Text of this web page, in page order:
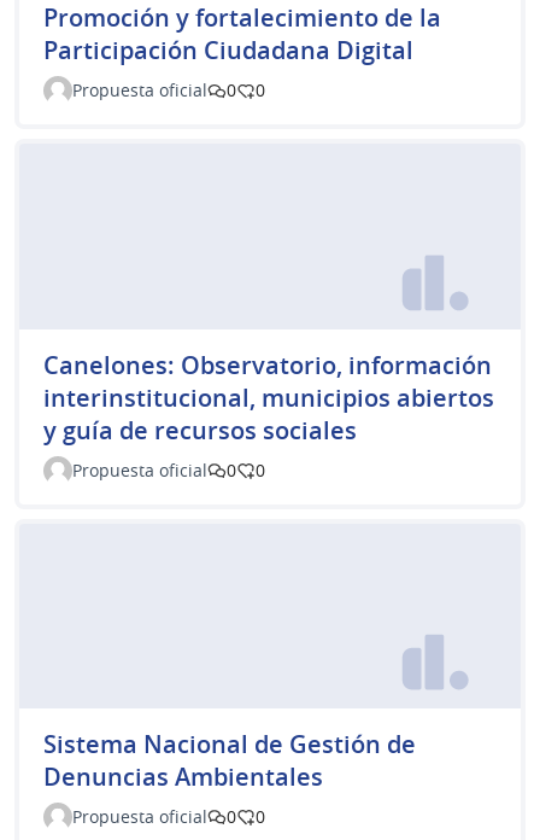
Promoción y fortalecimiento de la
Participación Ciudadana Digital
Propuesta oficial 0 0
Canelones: Observatorio, información
interinstitucional, municipios abiertos
y guía de recursos sociales
Propuesta oficial 0 0
Sistema Nacional de Gestión de
Denuncias Ambientales
Propuesta oficial 0 0